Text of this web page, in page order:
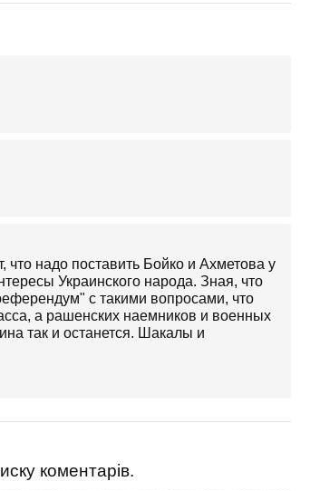
надо поставить Бойко и Ахметова у
Украинского народа. Зная, что
с такими вопросами, что
а рашенских наемников и военных
так и останется. Шакалы и
коментарів.